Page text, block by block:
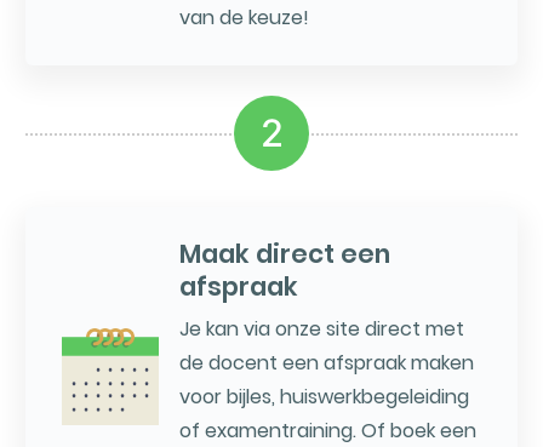
van de keuze!
2
Maak direct een
afspraak
Je kan via onze site direct met
de docent een afspraak maken
voor bijles, huiswerkbegeleiding
of examentraining. Of boek een